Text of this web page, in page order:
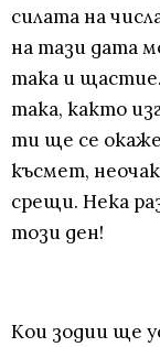
силата на
на тази дата
така и щастие.
така, както
ти ще се
късмет,
срещи. Нека
този ден!
Кои зодии ще